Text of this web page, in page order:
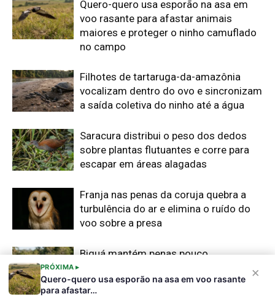
×
PRÓXIMA ▸
Quero-quero usa esporão na asa em voo rasante
para afastar…
turbulência do ar e elimina o ruído do
voo sobre a presa
Biguá mantém penas pouco
as asas ao sol após a pesca
Osso hioide do pica-pau contorna o
durante a batida no tronco
Edição atual da Revista
Amazônia
ÚLTIMA EDIÇÃO